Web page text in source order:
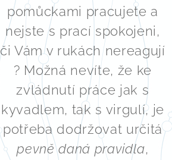
pomůckami pracujete a
nejste s prací spokojeni,
či Vám v rukách nereagují
? Možná nevíte, že ke
zvládnutí práce jak s
kyvadlem, tak s virgulí, je
potřeba dodržovat určitá
pevně daná pravidla,